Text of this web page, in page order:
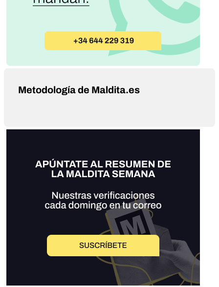
Metodología de Maldita.es